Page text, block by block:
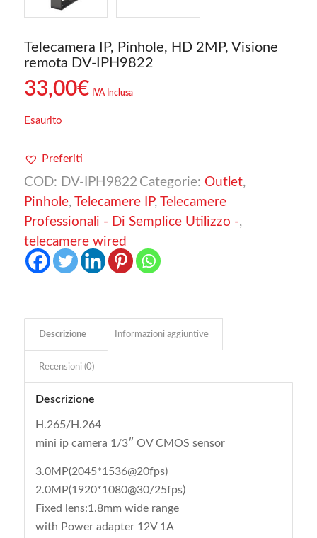
Telecamera IP, Pinhole, HD 2MP, Visione
remota DV-IPH9822
33,00€ IVA Inclusa
Esaurito
Preferiti
COD: DV-IPH9822 Categorie: Outlet,
Pinhole, Telecamere IP,
Telecamere
Professionali - Di Semplice Utilizzo -,
telecamere wired
Descrizione Informazioni aggiuntive
Recensioni (0)
Descrizione
H.265/H.264
mini ip camera 1/3″ OV CMOS sensor
3.0MP(2045*1536@20fps)
2.0MP(1920*1080@30/25fps)
Fixed lens:1.8mm wide range
with Power adapter 12V 1A